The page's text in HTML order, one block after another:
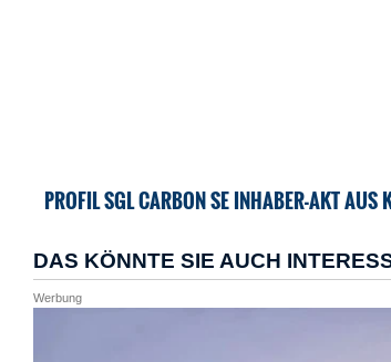
PROFIL SGL CARBON SE INHABER-AKT AUS